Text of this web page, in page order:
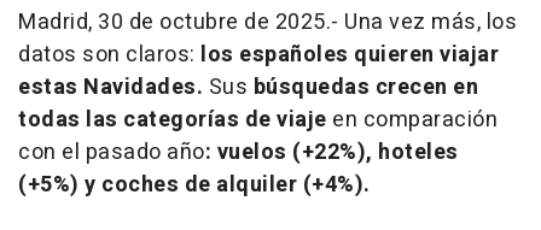
Madrid, 30 de octubre de 2025.- Una vez más, los
datos son claros: los españoles quieren viajar
estas Navidades. Sus búsquedas crecen en
todas las categorías de viaje en comparación
con el pasado año: vuelos (+22%), hoteles
(+5%) y coches de alquiler (+4%).